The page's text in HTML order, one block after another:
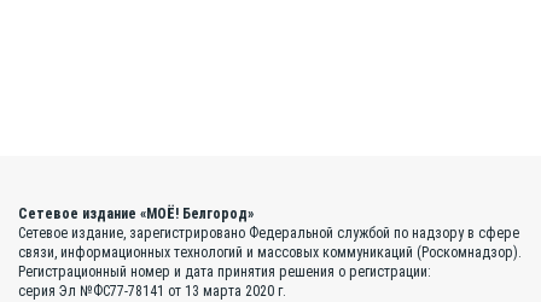
Сетевое издание «МОЁ! Белгород»
Сетевое издание, зарегистрировано Федеральной службой по надзору в сфере
связи, информационных технологий и массовых коммуникаций (Роскомнадзор).
Регистрационный номер и дата принятия решения о регистрации:
серия Эл №ФС77-78141 от 13 марта 2020 г.